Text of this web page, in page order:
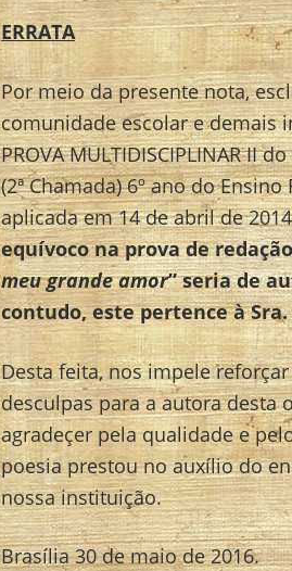
ERRATA
Por meio da presente nota,
comunidade escolar e demais
PROVA MULTIDISCIPLINAR II
(2ª Chamada) 6º ano do
aplicada em 14 de abril de
equívoco na prova de
meu grande amor” seria de
contudo, este pertence à Sra.
Desta feita, nos impele
desculpas para a autora desta
agradeçer pela qualidade e
poesia prestou no auxílio do
nossa instituição.
Brasília 30 de maio de 2016.